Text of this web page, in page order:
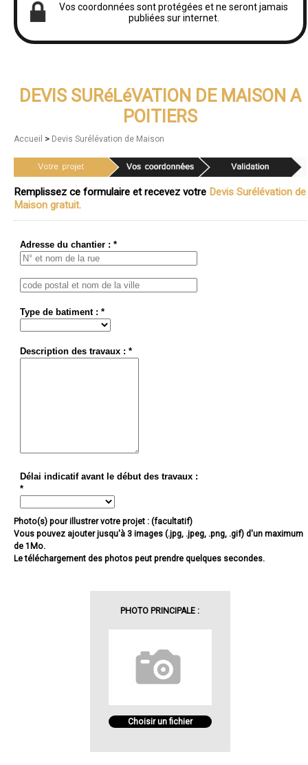
Vos coordonnées sont protégées et ne seront jamais
publiées sur internet.
DEVIS SURéLéVATION DE MAISON A
POITIERS
Accueil > Devis Surélévation de Maison
Remplissez ce formulaire et recevez votre Devis Surélévation de
Maison gratuit.
Adresse du chantier : *
Type de batiment : *
Description des travaux : *
Délai indicatif avant le début des travaux :
*
Photo(s) pour illustrer votre projet : (facultatif)
Vous pouvez ajouter jusqu'à 3 images (.jpg, .jpeg, .png, .gif) d'un maximum
de 1Mo.
Le téléchargement des photos peut prendre quelques secondes.
PHOTO PRINCIPALE :
Choisir un fichier